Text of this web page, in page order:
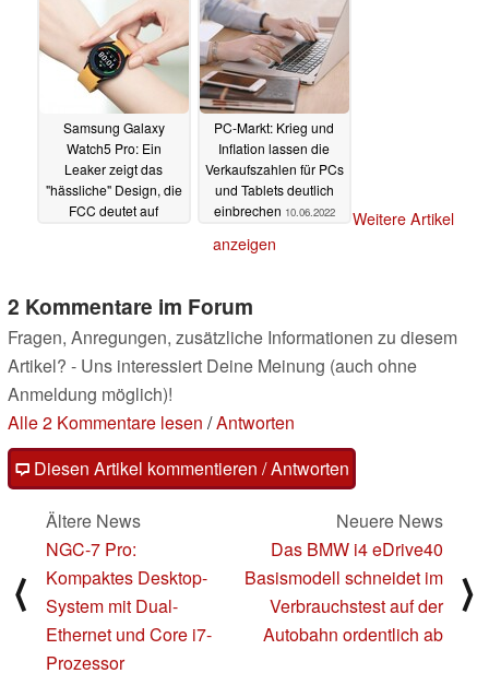
Samsung Galaxy
Watch5 Pro: Ein
Leaker zeigt das
"hässliche" Design, die
FCC deutet auf
PC-Markt: Krieg und
Inflation lassen die
Verkaufszahlen für PCs
und Tablets deutlich
einbrechen 10.06.2022
Weitere Artikel
anzeigen
2 Kommentare im Forum
Fragen, Anregungen, zusätzliche Informationen zu diesem
Artikel? - Uns interessiert Deine Meinung (auch ohne
Anmeldung möglich)!
Alle 2 Kommentare lesen /Antworten
Diesen Artikel kommentieren / Antworten
⟨
Ältere News
NGC-7 Pro:
Kompaktes Desktop-
System mit Dual-
Ethernet und Core i7-
Prozessor
Neuere News
Das BMW i4 eDrive40
Basismodell schneidet im
Verbrauchstest auf der
Autobahn ordentlich ab
⟩